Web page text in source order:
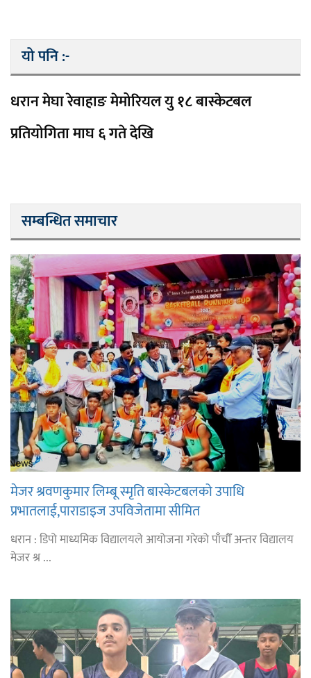
यो पनि :-
धरान मेघा रेवाहाङ मेमोरियल यु १८ बास्केटबल
प्रतियोगिता माघ ६ गते देखि
सम्बन्धित समाचार
मेजर श्रवणकुमार लिम्बू स्मृति बास्केटबलको उपाधि
प्रभातलाई,पाराडाइज उपविजेतामा सीमित
धरान : डिपो माध्यमिक विद्यालयले आयोजना गरेको पाँचौँ अन्तर विद्यालय
मेजर श्र ...